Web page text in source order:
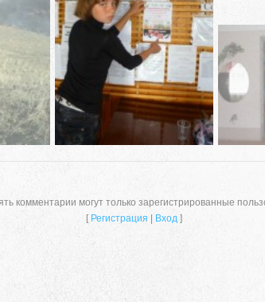
659635, Алтайский край, Алтайский район,
6-49,
комментарии могут только зарегистрированные
[ Регистрация Вход ]